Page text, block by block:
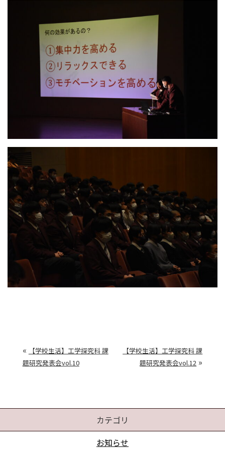
«
【学校生活】工学探究科 課
題研究発表会vol.10
【学校生活】工学探究科 課
題研究発表会vol.12 »
カテゴリ
お知らせ